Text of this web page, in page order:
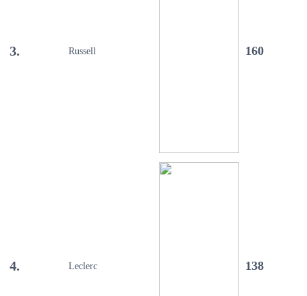
3. Russell 160
4. Leclerc 138